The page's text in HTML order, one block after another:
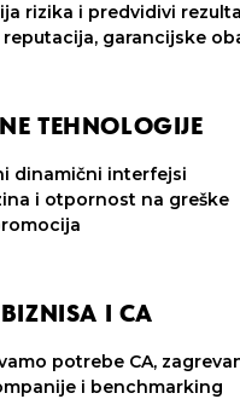
rizika i predvidivi
reputacija, garancijske
TEHNOLOGIJE
dinamični interfejsi
i otpornost na greške
I CA
potrebe CA,
i benchmarking